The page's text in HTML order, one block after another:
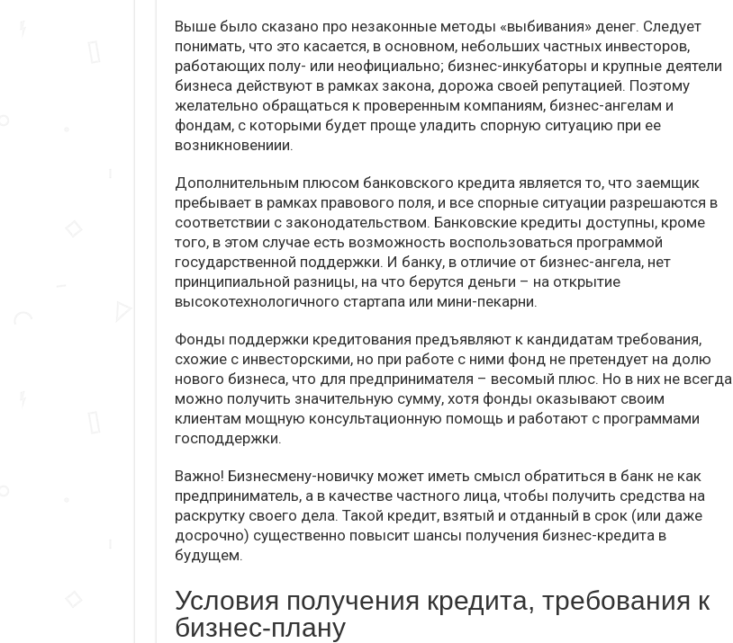
Выше было сказано про незаконные методы «выбивания» денег. Следует
понимать, что это касается, в основном, небольших частных инвесторов,
работающих полу- или неофициально; бизнес-инкубаторы и крупные деятели
бизнеса действуют в рамках закона, дорожа своей репутацией. Поэтому
желательно обращаться к проверенным компаниям, бизнес-ангелам и
фондам, с которыми будет проще уладить спорную ситуацию при ее
возникновениии.
Дополнительным плюсом банковского кредита является то, что заемщик
пребывает в рамках правового поля, и все спорные ситуации разрешаются в
соответствии с законодательством. Банковские кредиты доступны, кроме
того, в этом случае есть возможность воспользоваться программой
государственной поддержки. И банку, в отличие от бизнес-ангела, нет
принципиальной разницы, на что берутся деньги – на открытие
высокотехнологичного стартапа или мини-пекарни.
Фонды поддержки кредитования предъявляют к кандидатам требования,
схожие с инвесторскими, но при работе с ними фонд не претендует на долю
нового бизнеса, что для предпринимателя – весомый плюс. Но в них не всегда
можно получить значительную сумму, хотя фонды оказывают своим
клиентам мощную консультационную помощь и работают с программами
господдержки.
Важно! Бизнесмену-новичку может иметь смысл обратиться в банк не как
предприниматель, а в качестве частного лица, чтобы получить средства на
раскрутку своего дела. Такой кредит, взятый и отданный в срок (или даже
досрочно) существенно повысит шансы получения бизнес-кредита в
будущем.
Условия получения кредита, требования к
бизнес-плану